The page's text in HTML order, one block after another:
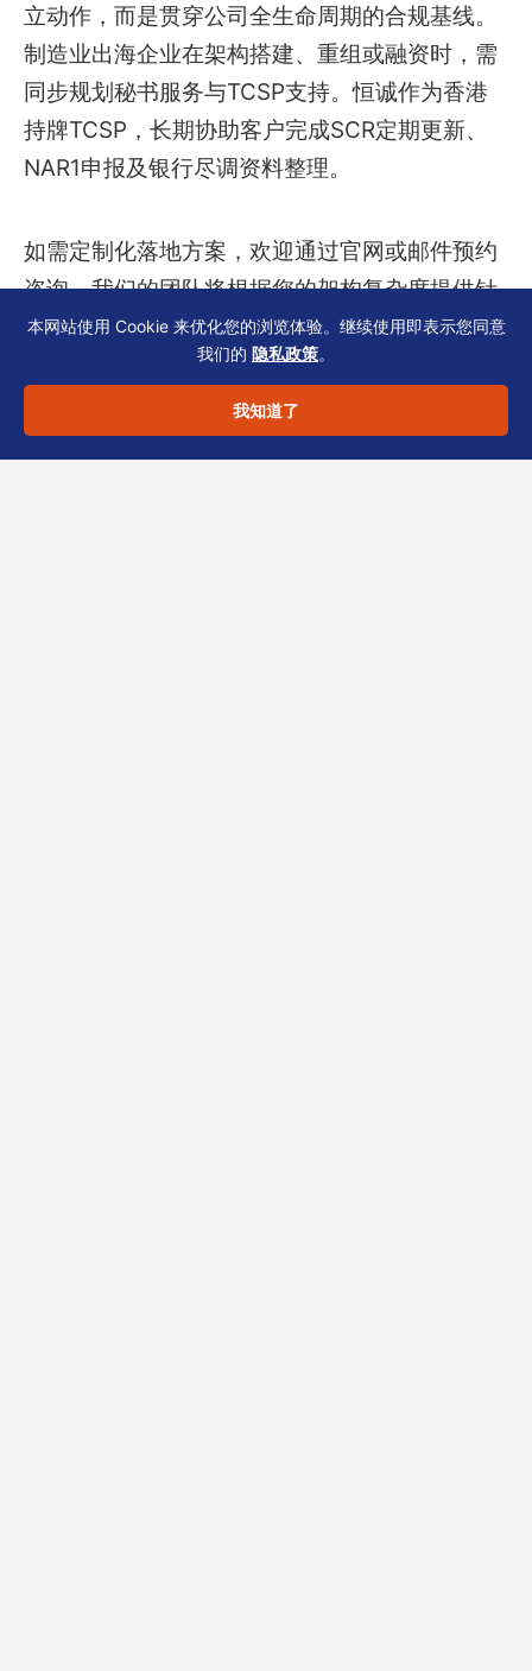
立动作，而是贯穿公司全生命周期的合规基线。
制造业出海企业在架构搭建、重组或融资时，需
同步规划秘书服务与TCSP支持。恒诚作为香港
持牌TCSP，长期协助客户完成SCR定期更新、
NAR1申报及银行尽调资料整理。
如需定制化落地方案，欢迎通过官网或邮件预约
咨询，我们的团队将根据您的架构复杂度提供针
对性建议。
本网站使用 Cookie 来优化您的浏览体验。继续使用即表示您同意
我们的 隐私政策。
我知道了